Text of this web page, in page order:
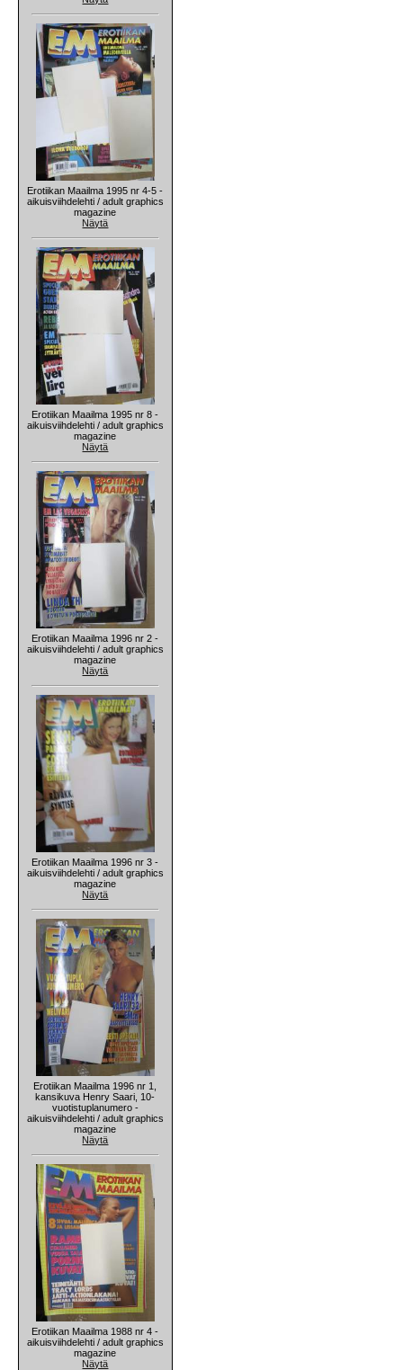
Erotiikan Maailma 1995 nr 4-5 -
aikuisviihdelehti / adult graphics
magazine
Näytä
Erotiikan Maailma 1995 nr 8 -
aikuisviihdelehti / adult graphics
magazine
Näytä
Erotiikan Maailma 1996 nr 2 -
aikuisviihdelehti / adult graphics
magazine
Näytä
Erotiikan Maailma 1996 nr 3 -
aikuisviihdelehti / adult graphics
magazine
Näytä
Erotiikan Maailma 1996 nr 1,
kansikuva Henry Saari, 10-
vuotistuplanumero -
aikuisviihdelehti / adult graphics
magazine
Näytä
Erotiikan Maailma 1988 nr 4 -
aikuisviihdelehti / adult graphics
magazine
Näytä